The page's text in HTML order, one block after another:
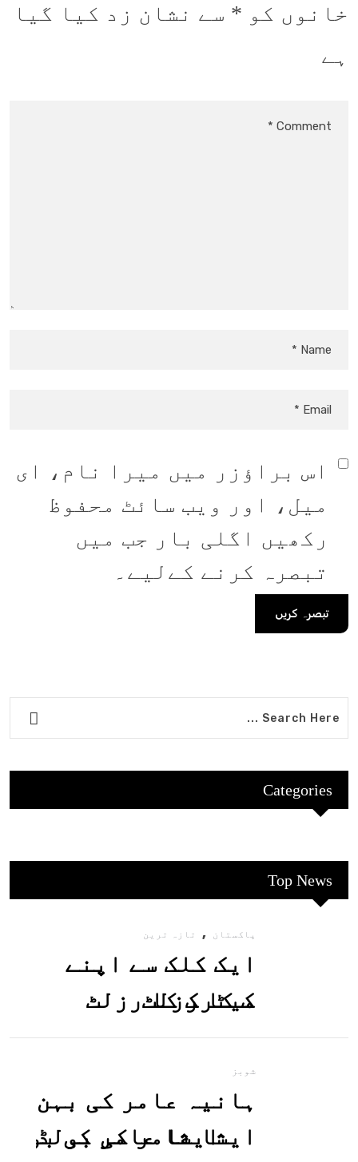
Categories
Top News
پاکستان , تازہ ترین
ایک کلک سے اپنے
میٹرک کا رزلٹ
معلوم کریں
شوبز
ہانیہ عامر کی بہن
ایشا عامر کی بولڈ
خانوں کو * سے نشان زد کیا گیا
ہے
اس براؤزر میں میرا نام، ای
میل، اور ویب سائٹ محفوظ
رکھیں اگلی بار جب میں
تبصرہ کرنے کےلیے۔